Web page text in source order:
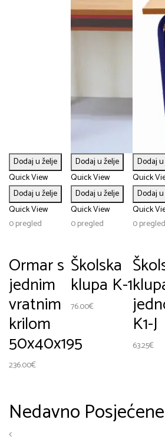
Dodaj u želje
Quick View
Dodaj u želje
Quick View
0 pregled
Ormar s
jednim
vratnim
krilom
50x40x195
236.00€
Dodaj u želje
Quick View
Dodaj u želje
Quick View
0 pregled
Školska
klupa K-1
76.00€
Dodaj
Quick
Dodaj
Quick
0 pregled
K1-J
63.25€
Nedavno